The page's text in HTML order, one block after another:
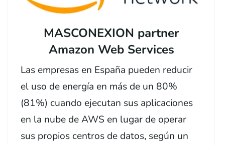
MASCONEXION partner
Amazon Web Services
Las empresas en España pueden reducir
el uso de energía en más de un 80%
(81%) cuando ejecutan sus aplicaciones
en la nube de AWS en lugar de operar
sus propios centros de datos, según un